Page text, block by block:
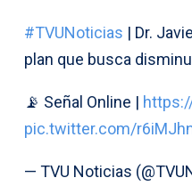
#TVUNoticias | Dr.
plan que busca
📡 Señal Online |
pic.twitter.com/
— TVU Noticias